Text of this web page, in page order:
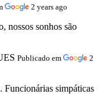
2 years ago
nossos sonhos são
Publicado em
2
Funcionárias simpáticas